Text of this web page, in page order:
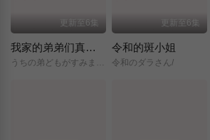
更新至6集
我家的弟弟们真是让您费心了
うちの弟どもがすみません/
更新至6集
令和的斑小姐
令和のダラさん/